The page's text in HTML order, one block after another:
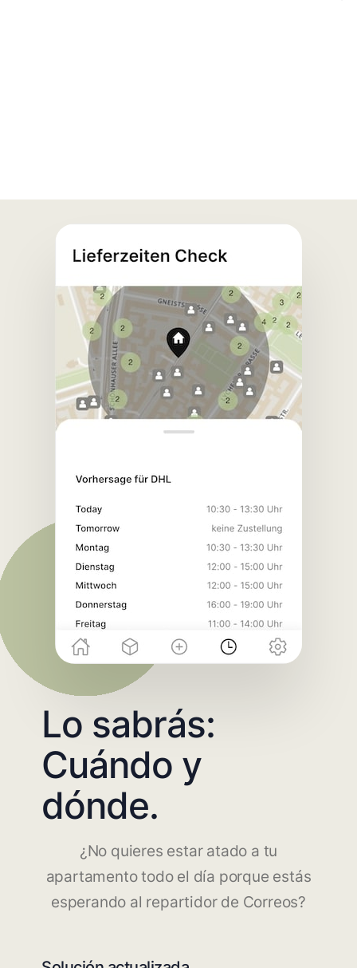
Lo sabrás:
Cuándo y
dónde.
¿No quieres estar atado a tu
apartamento todo el día porque estás
esperando al repartidor de Correos?